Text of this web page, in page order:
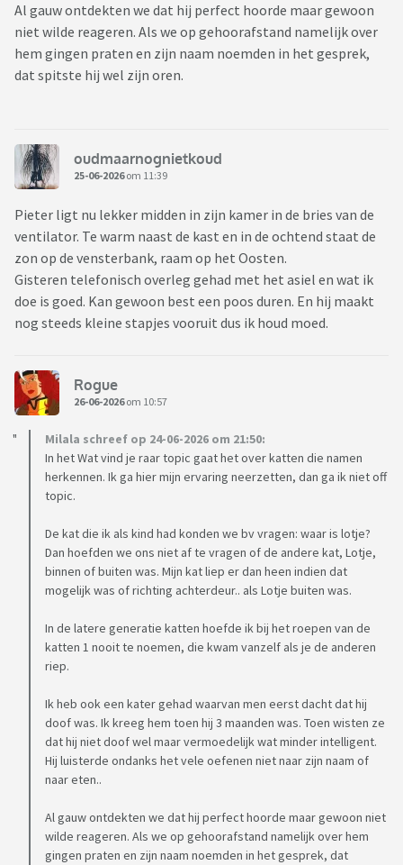
Al gauw ontdekten we dat hij perfect hoorde maar gewoon
niet wilde reageren. Als we op gehoorafstand namelijk over
hem gingen praten en zijn naam noemden in het gesprek,
dat spitste hij wel zijn oren.
oudmaarnognietkoud
25-06-2026om 11:39
Pieter ligt nu lekker midden in zijn kamer in de bries van de
ventilator. Te warm naast de kast en in de ochtend staat de
zon op de vensterbank, raam op het Oosten.
Gisteren telefonisch overleg gehad met het asiel en wat ik
doe is goed. Kan gewoon best een poos duren. En hij maakt
nog steeds kleine stapjes vooruit dus ik houd moed.
Rogue
26-06-2026om 10:57
Milala schreef op 24-06-2026 om 21:50:
In het Wat vind je raar topic gaat het over katten die namen
herkennen. Ik ga hier mijn ervaring neerzetten, dan ga ik niet off
topic.
De kat die ik als kind had konden we bv vragen: waar is lotje?
Dan hoefden we ons niet af te vragen of de andere kat, Lotje,
binnen of buiten was. Mijn kat liep er dan heen indien dat
mogelijk was of richting achterdeur.. als Lotje buiten was.
In de latere generatie katten hoefde ik bij het roepen van de
katten 1 nooit te noemen, die kwam vanzelf als je de anderen
riep.
Ik heb ook een kater gehad waarvan men eerst dacht dat hij
doof was. Ik kreeg hem toen hij 3 maanden was. Toen wisten ze
dat hij niet doof wel maar vermoedelijk wat minder intelligent.
Hij luisterde ondanks het vele oefenen niet naar zijn naam of
naar eten..
Al gauw ontdekten we dat hij perfect hoorde maar gewoon niet
wilde reageren. Als we op gehoorafstand namelijk over hem
gingen praten en zijn naam noemden in het gesprek, dat